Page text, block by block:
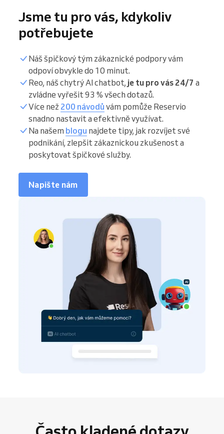
Jsme tu pro vás, kdykoliv
potřebujete
Náš špičkový tým zákaznické podpory vám
odpoví obvykle do 10 minut.
Reo, náš chytrý AI chatbot, je tu pro vás 24/7 a
zvládne vyřešit 93 % všech dotazů.
Více než 200 návodů vám pomůže Reservio
snadno nastavit a efektivně využívat.
Na našem blogu najdete tipy, jak rozvíjet své
podnikání, zlepšit zákaznickou zkušenost a
poskytovat špičkové služby.
Napište nám